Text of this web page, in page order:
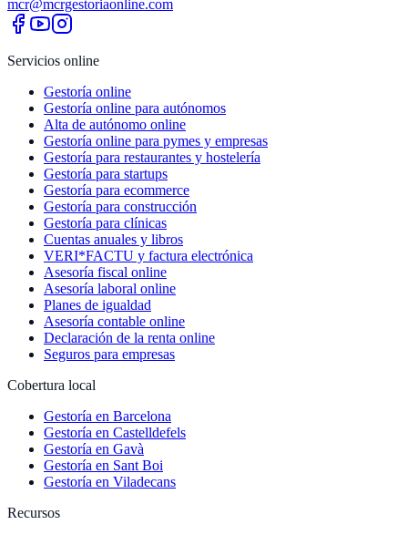
mcr@mcrgestoriaonline.com
Servicios online
Gestoría online
Gestoría online para autónomos
Alta de autónomo online
Gestoría online para pymes y empresas
Gestoría para restaurantes y hostelería
Gestoría para startups
Gestoría para ecommerce
Gestoría para construcción
Gestoría para clínicas
Cuentas anuales y libros
VERI*FACTU y factura electrónica
Asesoría fiscal online
Asesoría laboral online
Planes de igualdad
Asesoría contable online
Declaración de la renta online
Seguros para empresas
Cobertura local
Gestoría en Barcelona
Gestoría en Castelldefels
Gestoría en Gavà
Gestoría en Sant Boi
Gestoría en Viladecans
Recursos